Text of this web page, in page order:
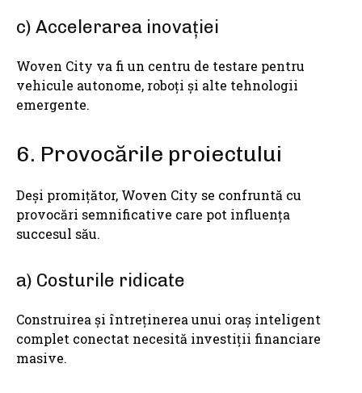
c) Accelerarea inovației
Woven City va fi un centru de testare pentru
vehicule autonome, roboți și alte tehnologii
emergente.
6. Provocările proiectului
Deși promițător, Woven City se confruntă cu
provocări semnificative care pot influența
succesul său.
a) Costurile ridicate
Construirea și întreținerea unui oraș inteligent
complet conectat necesită investiții financiare
masive.